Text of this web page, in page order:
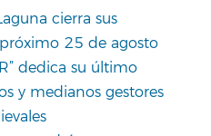
cierra sus
25 de agosto
dedica su último
y medianos gestores